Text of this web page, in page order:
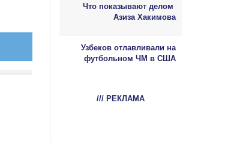
Что показывают делом
Азиза Хакимова
Узбеков отлавливали на
футбольном ЧМ в США
/// РЕКЛАМА